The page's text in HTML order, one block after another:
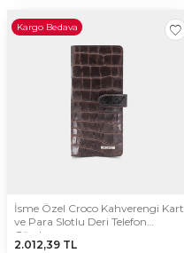
Kargo Bedava
İsme Özel Croco Kahverengi Kart
ve Para Slotlu Deri Telefon
Cüzdanı
2.012,39 TL